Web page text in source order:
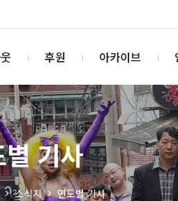
후원 아카이브
기사
소식지 연도별 기사